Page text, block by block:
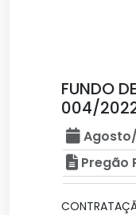
FUNDO
004/
Pregão